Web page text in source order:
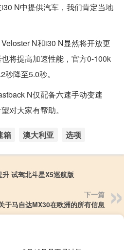
N中提供汽车，我们肯定当地
N和i30 N显然将开放更
将提高加速性能，官方0-100k
降至5.0秒。
N仅配备六速手动变速
对大家有帮助。
箱 澳大利亚 选项
试驾北斗星X5巡航版
下一篇
于马自达MX30在欧洲的所有信息